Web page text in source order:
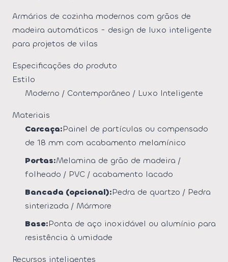
Armários de cozinha modernos com grãos de
madeira automáticos - design de luxo inteligente
para projetos de vilas
Especificações do produto
Estilo
Moderno / Contemporâneo / Luxo Inteligente
Materiais
Carcaça:Painel de partículas ou compensado
de 18 mm com acabamento melamínico
Portas:Melamina de grão de madeira /
folheado / PVC / acabamento lacado
Bancada (opcional):Pedra de quartzo / Pedra
sinterizada / Mármore
Base:Ponta de aço inoxidável ou alumínio para
resistência à umidade
Recursos inteligentes